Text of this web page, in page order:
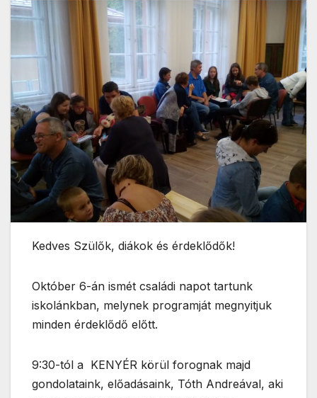
Kedves Szülők, diákok és érdeklődők!
Október 6-án ismét családi napot tartunk
iskolánkban, melynek programját megnyitjuk
minden érdeklődő előtt.
9:30-tól a KENYÉR körül forognak majd
gondolataink, előadásaink, Tóth Andreával, aki